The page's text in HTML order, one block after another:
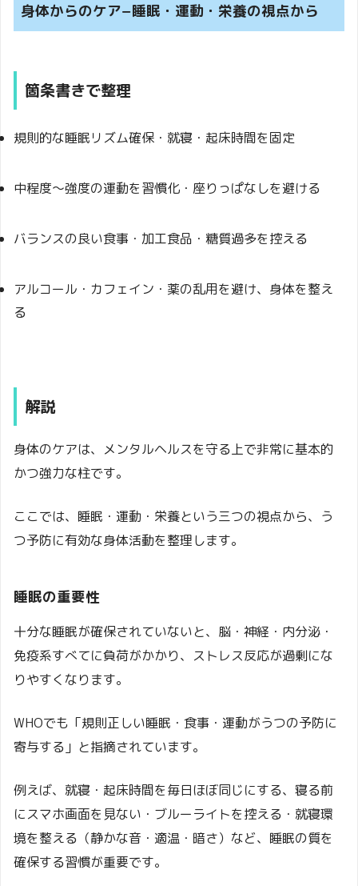
身体からのケア−睡眠・運動・栄養の視点から
箇条書きで整理
規則的な睡眠リズム確保・就寝・起床時間を固定
中程度〜強度の運動を習慣化・座りっぱなしを避ける
バランスの良い食事・加工食品・糖質過多を控える
アルコール・カフェイン・薬の乱用を避け、身体を整え
る
解説
身体のケアは、メンタルヘルスを守る上で非常に基本的
かつ強力な柱です。
ここでは、睡眠・運動・栄養という三つの視点から、う
つ予防に有効な身体活動を整理します。
睡眠の重要性
十分な睡眠が確保されていないと、脳・神経・内分泌・
免疫系すべてに負荷がかかり、ストレス反応が過剰にな
りやすくなります。
WHOでも「規則正しい睡眠・食事・運動がうつの予防に
寄与する」と指摘されています。
例えば、就寝・起床時間を毎日ほぼ同じにする、寝る前
にスマホ画面を見ない・ブルーライトを控える・就寝環
境を整える（静かな音・適温・暗さ）など、睡眠の質を
確保する習慣が重要です。